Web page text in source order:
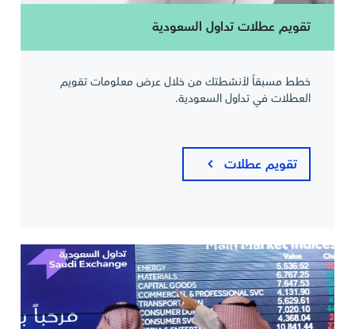
تقويم عطلات تداول السعودية
خطط مسبقاً لأنشطتك من خلال عرض معلومات تقويم
العطلات في تداول السعودية.
تقويم عطلات